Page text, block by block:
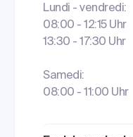
Lundi - vendredi:
08:00 - 12:15 Uhr
13:30 - 17:30 Uhr
Samedi:
08:00 - 11:00 Uhr